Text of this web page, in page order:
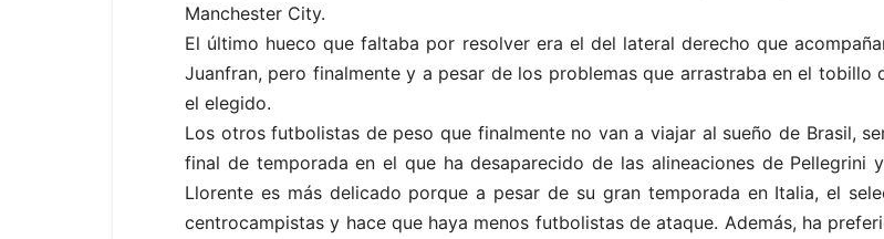
Manchester City.
El último hueco que faltaba por resolver era el del lateral derecho que
Juanfran, pero finalmente y a pesar de los problemas que arrastraba en el
el elegido.
Los otros futbolistas de peso que finalmente no van a viajar al sueño de Brasil,
final de temporada en el que ha desaparecido de las alineaciones de
Llorente es más delicado porque a pesar de su gran temporada en Italia, el
centrocampistas y hace que haya menos futbolistas de ataque. Además, ha